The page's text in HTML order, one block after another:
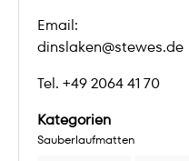
Email:
dinslaken@stewes.de
Tel. +49 2064 41 70
Kategorien
Sauberlaufmatten